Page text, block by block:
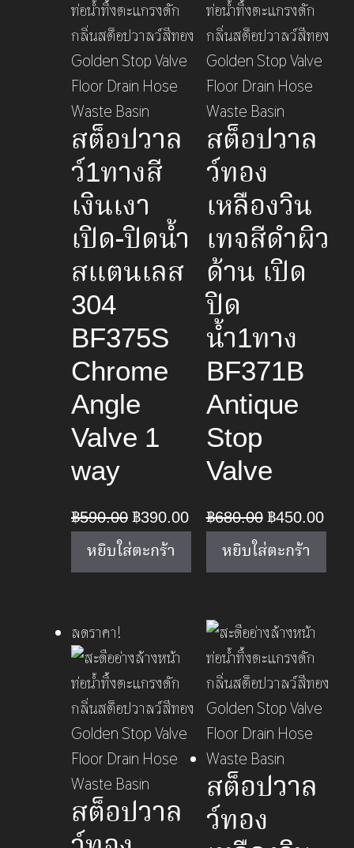
สต็อปวาล
ว์1ทางสี
เงินเงา
เปิด-ปิดน้ำ
สแตนเลส
304
BF375S
Chrome
Angle
Valve 1
way
฿590.00Original
price
was:
฿390.00Current
is:
หยิบใส่ตะกร้า
สต็อปวาล
ว์ทอง
เหลืองวิน
เทจสีดำผิว
ด้าน เปิด
ปิด
น้ำ1ทาง
BF371B
Antique
Stop
Valve
฿680.00Original
price
was:
฿450.00
is:
หยิบใส่ตะกร้า
ลดราคา!
สต็อปวาล
สต็อปวาล
ว์ทอง